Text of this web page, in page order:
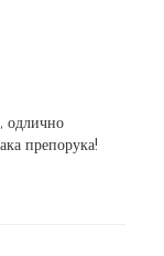
одлично
препорука!